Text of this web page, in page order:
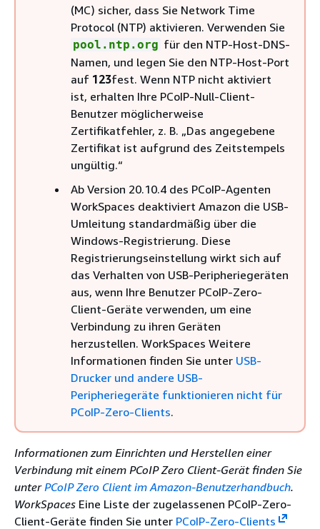
(MC) sicher, dass Sie Network Time
Protocol (NTP) aktivieren. Verwenden Sie
pool.ntp.org für den NTP-Host-DNS-
Namen, und legen Sie den NTP-Host-Port
auf 123fest. Wenn NTP nicht aktiviert
ist, erhalten Ihre PCoIP-Null-Client-
Benutzer möglicherweise
Zertifikatfehler, z. B. „Das angegebene
Zertifikat ist aufgrund des Zeitstempels
ungültig.“
Ab Version 20.10.4 des PCoIP-Agenten
WorkSpaces deaktiviert Amazon die USB-
Umleitung standardmäßig über die
Windows-Registrierung. Diese
Registrierungseinstellung wirkt sich auf
das Verhalten von USB-Peripheriegeräten
aus, wenn Ihre Benutzer PCoIP-Zero-
Client-Geräte verwenden, um eine
Verbindung zu ihren Geräten
herzustellen. WorkSpaces Weitere
Informationen finden Sie unter USB-
Drucker und andere USB-
Peripheriegeräte funktionieren nicht für
PCoIP-Zero-Clients.
Informationen zum Einrichten und Herstellen einer
Verbindung mit einem PCoIP Zero Client-Gerät finden Sie
unterPCoIP Zero Client im Amazon-Benutzerhandbuch.
WorkSpaces Eine Liste der zugelassenen PCoIP-Zero-
Client-Geräte finden Sie unter PCoIP-Zero-Clients